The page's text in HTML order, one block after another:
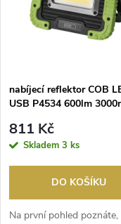
p
r
o
d
s
p
r
nabíjecí reflektor COB
USB P4534 600lm
811 Kč
Skladem 3 ks
DO KOŠÍKU
Na první pohled poznáte,